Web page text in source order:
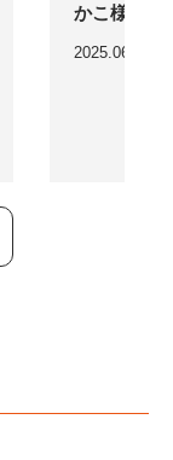
かこ様のつ
2025.06.23